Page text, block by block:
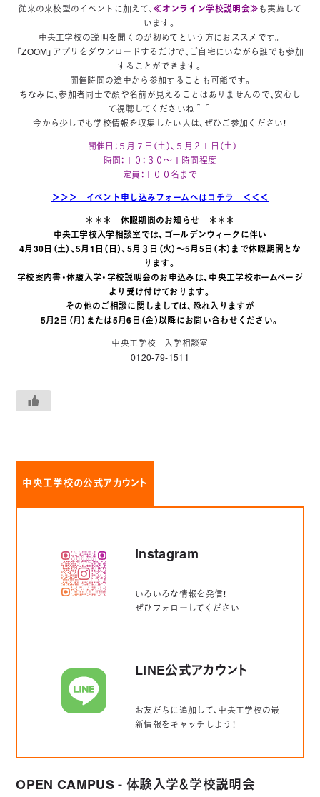
従来の来校型のイベントに加えて、 ≪オンライン学校説明会≫ も実施して
います。
中央工学校の説明を聞くのが初めてという方におススメです。
「ZOOM」アプリをダウンロードするだけで、ご自宅にいながら誰でも参加
することができます。
開催時間の途中から参加することも可能です。
ちなみに、参加者同士で顔や名前が見えることはありませんので、安心し
て視聴してくださいね＾＾
今から少しでも学校情報を収集したい人は、ぜひご参加ください！
開催日：５月７日（土）、５月２１日（土）
時間：１０：３０～１時間程度
定員：１００名まで
＞＞＞ イベント申し込みフォームへはコチラ ＜＜＜
＊＊＊ 休暇期間のお知らせ ＊＊＊
中央工学校入学相談室では、ゴールデンウィークに伴い
4月30日（土）、5月1日（日）、5月３日（火）～5月5日（木）まで休暇期間とな
ります。
学校案内書・体験入学・学校説明会のお申込みは、中央工学校ホームページ
より受け付けております。
その他のご相談に関しましては、恐れ入りますが
5月2日（月）または5月6日（金）以降にお問い合わせください。
中央工学校 入学相談室
0120-79-1511
中央工学校の公式アカウント
Instagram
いろいろな情報を発信！
ぜひフォローしてください
LINE公式アカウント
お友だちに追加して、中央工学校の最
新情報をキャッチしよう！
OPEN CAMPUS - 体験入学＆学校説明会